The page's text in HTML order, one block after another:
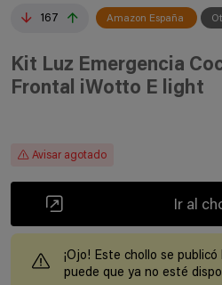
167 Amazon España
Kit Luz Emergencia
Frontal iWotto E light
Avisar agotado
Ir al
¡Ojo! Este chollo se
puede que ya no esté